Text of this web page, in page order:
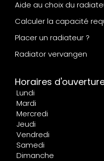
Aide au choix du
Calculer la capacité
Placer un radiateur ?
Radiator vervangen
Horaires
Lundi
Mardi
Mercredi
Jeudi
Vendredi
Samedi
Dimanche